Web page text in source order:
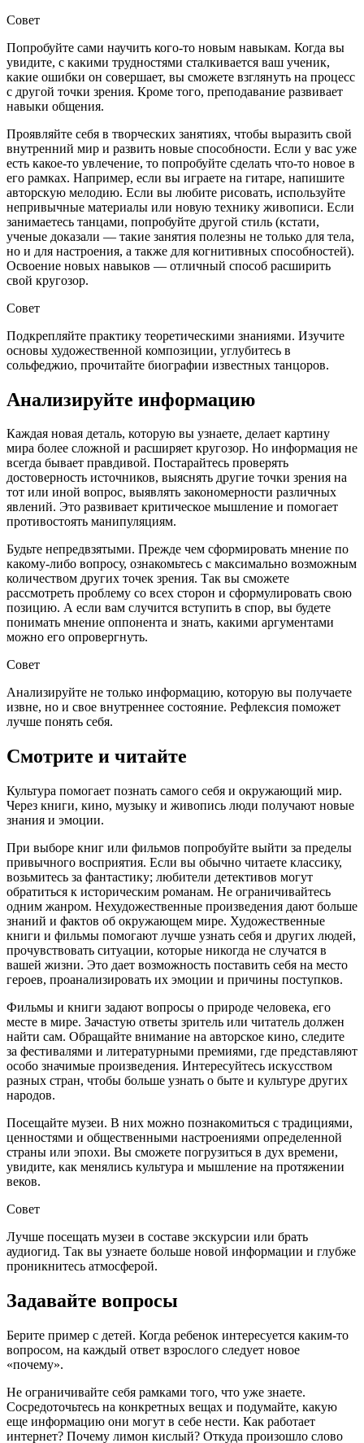
Совет
Попробуйте сами научить кого-то новым навыкам. Когда вы
увидите, с какими трудностями сталкивается ваш ученик,
какие ошибки он совершает, вы сможете взглянуть на процесс
с другой точки зрения. Кроме того, преподавание развивает
навыки общения.
Проявляйте себя в творческих занятиях, чтобы выразить свой
внутренний мир и развить новые способности. Если у вас уже
есть какое-то увлечение, то попробуйте сделать что-то новое в
его рамках. Например, если вы играете на гитаре, напишите
авторскую мелодию. Если вы любите рисовать, используйте
непривычные материалы или новую технику живописи. Если
занимаетесь танцами, попробуйте другой стиль (кстати,
ученые доказали — такие занятия полезны не только для тела,
но и для настроения, а также для когнитивных способностей).
Освоение новых навыков — отличный способ расширить
свой кругозор.
Совет
Подкрепляйте практику теоретическими знаниями. Изучите
основы художественной композиции, углубитесь в
сольфеджио, прочитайте биографии известных танцоров.
Анализируйте информацию
Каждая новая деталь, которую вы узнаете, делает картину
мира более сложной и расширяет кругозор. Но информация не
всегда бывает правдивой. Постарайтесь проверять
достоверность источников, выяснять другие точки зрения на
тот или иной вопрос, выявлять закономерности различных
явлений. Это развивает критическое мышление и помогает
противостоять манипуляциям.
Будьте непредвзятыми. Прежде чем сформировать мнение по
какому-либо вопросу, ознакомьтесь с максимально возможным
количеством других точек зрения. Так вы сможете
рассмотреть проблему со всех сторон и сформулировать свою
позицию. А если вам случится вступить в спор, вы будете
понимать мнение оппонента и знать, какими аргументами
можно его опровергнуть.
Совет
Анализируйте не только информацию, которую вы получаете
извне, но и свое внутреннее состояние. Рефлексия поможет
лучше понять себя.
Смотрите и читайте
Культура помогает познать самого себя и окружающий мир.
Через книги, кино, музыку и живопись люди получают новые
знания и эмоции.
При выборе книг или фильмов попробуйте выйти за пределы
привычного восприятия. Если вы обычно читаете классику,
возьмитесь за фантастику; любители детективов могут
обратиться к историческим романам. Не ограничивайтесь
одним жанром. Нехудожественные произведения дают больше
знаний и фактов об окружающем мире. Художественные
книги и фильмы помогают лучше узнать себя и других людей,
прочувствовать ситуации, которые никогда не случатся в
вашей жизни. Это дает возможность поставить себя на место
героев, проанализировать их эмоции и причины поступков.
Фильмы и книги задают вопросы о природе человека, его
месте в мире. Зачастую ответы зритель или читатель должен
найти сам. Обращайте внимание на авторское кино, следите
за фестивалями и литературными премиями, где представляют
особо значимые произведения. Интересуйтесь искусством
разных стран, чтобы больше узнать о быте и культуре других
народов.
Посещайте музеи. В них можно познакомиться с традициями,
ценностями и общественными настроениями определенной
страны или эпохи. Вы сможете погрузиться в дух времени,
увидите, как менялись культура и мышление на протяжении
веков.
Совет
Лучше посещать музеи в составе экскурсии или брать
аудиогид. Так вы узнаете больше новой информации и глубже
проникнитесь атмосферой.
Задавайте вопросы
Берите пример с детей. Когда ребенок интересуется каким-то
вопросом, на каждый ответ взрослого следует новое
«почему».
Не ограничивайте себя рамками того, что уже знаете.
Сосредоточьтесь на конкретных вещах и подумайте, какую
еще информацию они могут в себе нести. Как работает
интернет? Почему лимон кислый? Откуда произошло слово